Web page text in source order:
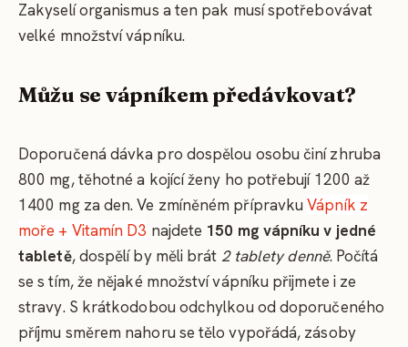
Zakyselí organismus a ten pak musí spotřebovávat
velké množství vápníku.
Můžu se vápníkem předávkovat?
Doporučená dávka pro dospělou osobu činí zhruba
800 mg, těhotné a kojící ženy ho potřebují 1200 až
1400 mg za den. Ve zmíněném přípravkuVápník z
moře + Vitamín D3 najdete 150 mg vápníku v jedné
tabletě, dospělí by měli brát 2 tablety denně. Počítá
se s tím, že nějaké množství vápníku přijmete i ze
stravy. S krátkodobou odchylkou od doporučeného
příjmu směrem nahoru se tělo vypořádá, zásoby